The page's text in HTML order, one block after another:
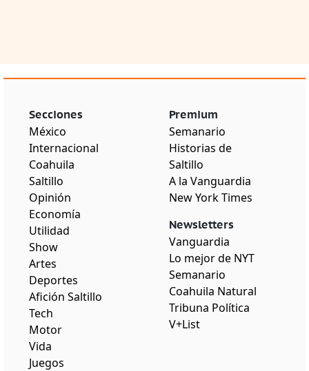
Secciones
México
Internacional
Coahuila
Saltillo
Opinión
Economía
Utilidad
Show
Artes
Deportes
Afición Saltillo
Tech
Motor
Vida
Juegos
Premium
Semanario
Historias de
Saltillo
A la Vanguardia
New York Times
Newsletters
Vanguardia
Lo mejor de NYT
Semanario
Coahuila Natural
Tribuna Política
V+List